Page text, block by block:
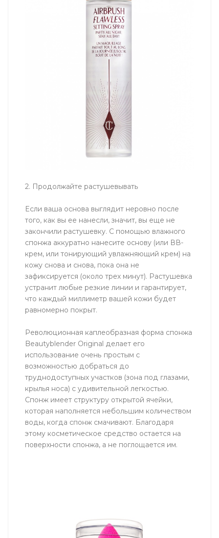
2. Продолжайте растушевывать
Если ваша основа выглядит неровно после
того, как вы ее нанесли, значит, вы еще не
закончили растушевку. С помощью влажного
спонжа аккуратно нанесите основу (или ВВ-
крем, или тонирующий увлажняющий крем) на
кожу снова и снова, пока она не
зафиксируется (около трех минут). Растушевка
устранит любые резкие линии и гарантирует,
что каждый миллиметр вашей кожи будет
равномерно покрыт.
Революционная каплеобразная форма спонжа
Beautyblender Original делает его
использование очень простым с
возможностью добраться до
труднодоступных участков (зона под глазами,
крылья носа) с удивительной легкостью.
Cпонж имеет структуру открытой ячейки,
которая наполняется небольшим количеством
воды, когда спонж смачивают. Благодаря
этому косметическое средство остается на
поверхности спонжа, а не поглощается им.